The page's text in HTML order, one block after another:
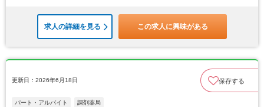
求人の詳細を見る この求人に興味がある
更新日：2026年6月18日 保存する
パート・アルバイト 調剤薬局